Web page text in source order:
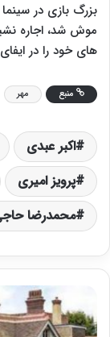
بزرگ بازی در
موش شد، اجاره
های خود را در
منبع مهر
اکبر عبدی
پرویز امیری
محمدرضا
ت